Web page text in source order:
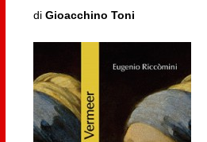
di Gioacchino Toni